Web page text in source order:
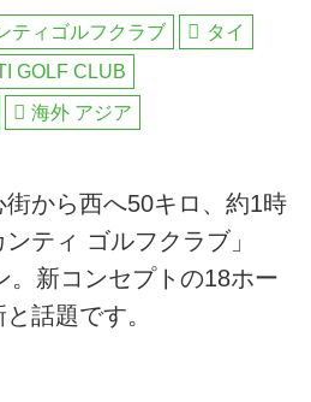
ティゴルフクラブ
タイ
GOLF CLUB
海外 アジア
から西へ50キロ、約1時
ティ ゴルフクラブ」
。新コンセプトの18ホー
話題です。